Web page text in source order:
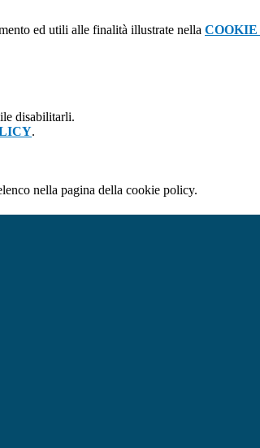
ed utili alle finalità illustrate nella
disabilitarli.
.
nella pagina della cookie policy.